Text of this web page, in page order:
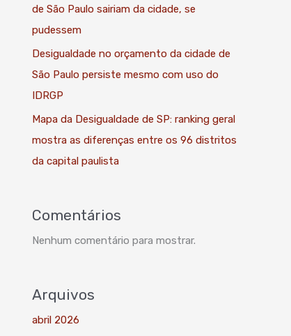
de São Paulo sairiam da cidade, se
pudessem
Desigualdade no orçamento da cidade de
São Paulo persiste mesmo com uso do
IDRGP
Mapa da Desigualdade de SP: ranking geral
mostra as diferenças entre os 96 distritos
da capital paulista
Comentários
Nenhum comentário para mostrar.
Arquivos
abril 2026